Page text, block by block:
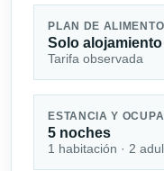
PLAN DE
Solo alojamiento
Tarifa observada
ESTANCIA Y
5 noches
1 habitación · 2